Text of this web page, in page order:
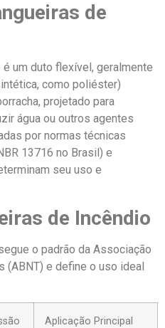
de
é um duto flexível, geralmente
como poliéster)
projetado para
água ou outros agentes
por normas técnicas
13716 no Brasil) e
seu uso e
de Incêndio
o padrão da Associação
(ABNT) e define o uso ideal
Aplicação Principal